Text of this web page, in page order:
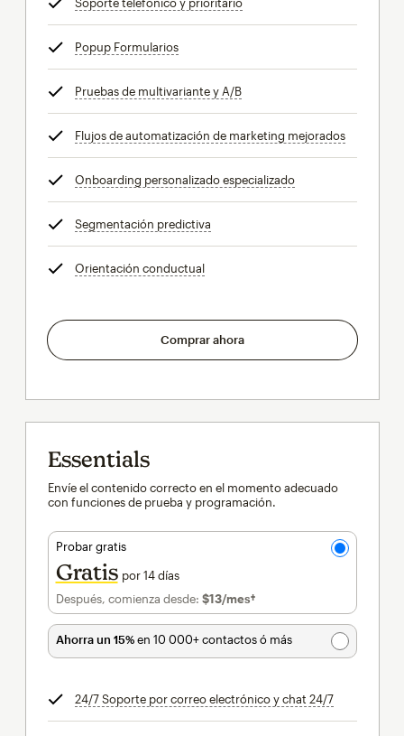
Popup Formulariosinfo
Pruebas de multivariante y A/Binfo
Flujos de automatización de marketing mejoradosinfo
Onboarding personalizado especializadoinfo
Segmentación predictiva
Orientación conductualinfo
Comprar ahora
Essentials
Envíe el contenido correcto en el momento adecuado
con funciones de prueba y programación.
Probar gratis
Gratis por 14 días
Después, comienza desde: $13/mes†al mes†
Ahorra un 15%en 10 000+ contactos ó más
24/7 Soporte por correo electrónico y chat 24/7info